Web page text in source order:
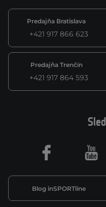
Predajňa Bratislava
+421 917 866 623
Predajňa Trenčín
+421 917 864 593
Blog inSPORTline
Facebook